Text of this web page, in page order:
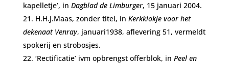
kapelletje’, in Dagblad de Limburger, 15 januari 2004.
H.H.J.Maas, zonder titel, in Kerkklokje voor het
dekenaat Venray, januari1938, aflevering 51, vermeldt
spokerij en strobosjes.
‘Rectificatie’ ivm opbrengst offerblok, in Peel en